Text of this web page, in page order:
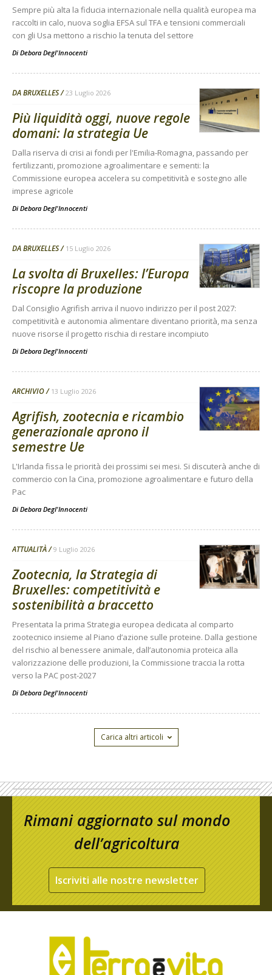
Sempre più alta la fiducia internazionale nella qualità europea ma
raccolti in calo, nuova soglia EFSA sul TFA e tensioni commerciali
con gli Usa mettono a rischio la tenuta del settore
Di Debora Degl'Innocenti
DA BRUXELLES 23 Luglio 2026
Più liquidità oggi, nuove regole
domani: la strategia Ue
Dalla riserva di crisi ai fondi per l'Emilia-Romagna, passando per
fertilizzanti, promozione agroalimentare e sementi: la
Commissione europea accelera su competitività e sostegno alle
imprese agricole
Di Debora Degl'Innocenti
DA BRUXELLES 15 Luglio 2026
La svolta di Bruxelles: l’Europa
riscopre la produzione
Dal Consiglio Agrifish arriva il nuovo indirizzo per il post 2027:
competitività e autonomia alimentare diventano priorità, ma senza
nuove risorse il progetto rischia di restare incompiuto
Di Debora Degl'Innocenti
ARCHIVIO 13 Luglio 2026
Agrifish, zootecnia e ricambio
generazionale aprono il
semestre Ue
L'Irlanda fissa le priorità dei prossimi sei mesi. Si discuterà anche di
commercio con la Cina, promozione agroalimentare e futuro della
Pac
Di Debora Degl'Innocenti
ATTUALITÀ 9 Luglio 2026
Zootecnia, la Strategia di
Bruxelles: competitività e
sostenibilità a braccetto
Presentata la prima Strategia europea dedicata al comparto
zootecnico insieme al Piano d’azione sulle proteine. Dalla gestione
del rischio al benessere animale, dall’autonomia proteica alla
valorizzazione delle produzioni, la Commissione traccia la rotta
verso la PAC post-2027
Di Debora Degl'Innocenti
Carica altri articoli
Rimani aggiornato sul mondo
dell’agricoltura
Iscriviti alle nostre newsletter